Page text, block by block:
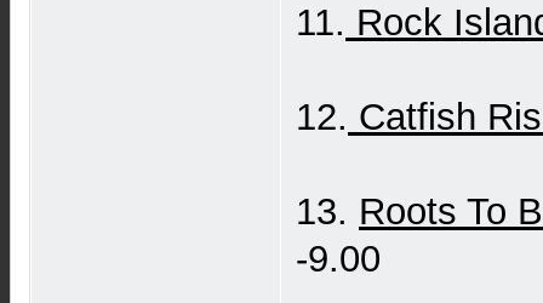
11. Rock
12. Catfish
13. Roots To
-9.00